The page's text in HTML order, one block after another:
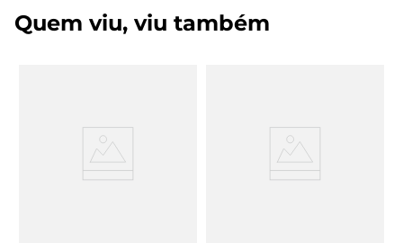
Quem viu, viu também